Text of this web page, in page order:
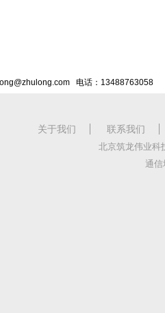
电话：13488763058
关于我们 联系我们
北京筑龙伟业科
通